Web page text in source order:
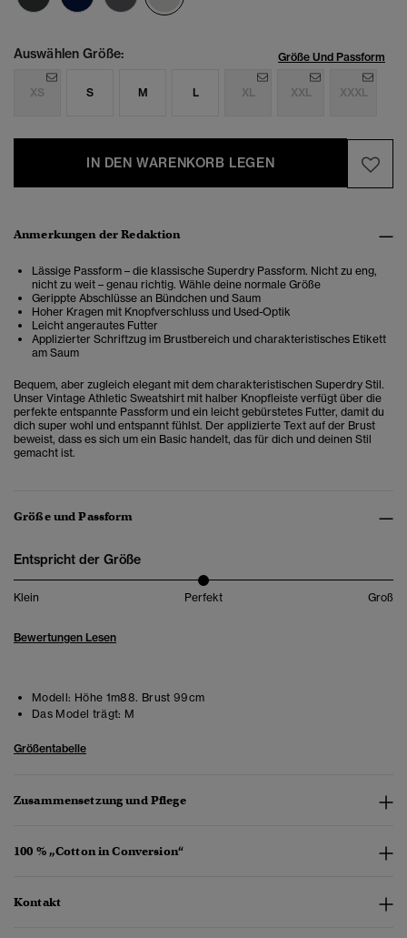
Auswählen Größe: Größe Und Passform
XS S M L XL XXL XXXL
IN DEN WARENKORB LEGEN
Anmerkungen der Redaktion
Lässige Passform – die klassische Superdry Passform. Nicht zu eng,
nicht zu weit – genau richtig. Wähle deine normale Größe
Gerippte Abschlüsse an Bündchen und Saum
Hoher Kragen mit Knopfverschluss und Used-Optik
Leicht angerautes Futter
Applizierter Schriftzug im Brustbereich und charakteristisches Etikett
am Saum
Bequem, aber zugleich elegant mit dem charakteristischen Superdry Stil.
Unser Vintage Athletic Sweatshirt mit halber Knopfleiste verfügt über die
perfekte entspannte Passform und ein leicht gebürstetes Futter, damit du
dich super wohl und entspannt fühlst. Der applizierte Text auf der Brust
beweist, dass es sich um ein Basic handelt, das für dich und deinen Stil
gemacht ist.
Größe und Passform
Entspricht der Größe
Klein Perfekt Groß
Bewertungen Lesen
Modell: Höhe 1m88. Brust 99cm
Das Model trägt: M
Größentabelle
Zusammensetzung und Pflege
100 % „Cotton in Conversion“
Kontakt